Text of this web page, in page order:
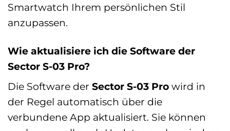
Smartwatch Ihrem persönlichen Stil
anzupassen.
Wie aktualisiere ich die Software der
Sector S-03 Pro?
Die Software der Sector S-03 Pro wird in
der Regel automatisch über die
verbundene App aktualisiert. Sie können